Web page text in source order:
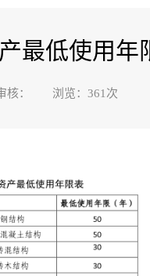
最低使用年
核： 浏览： 361 次